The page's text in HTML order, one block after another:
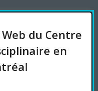
du Centre
en